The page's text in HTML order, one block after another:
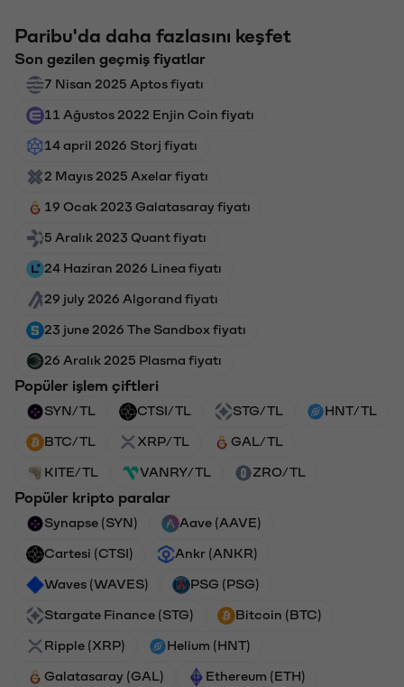
Paribu'da daha fazlasını keşfet
Son gezilen geçmiş fiyatlar
7 Nisan 2025 Aptos fiyatı
11 Ağustos 2022 Enjin Coin fiyatı
14 april 2026 Storj fiyatı
2 Mayıs 2025 Axelar fiyatı
19 Ocak 2023 Galatasaray fiyatı
5 Aralık 2023 Quant fiyatı
24 Haziran 2026 Linea fiyatı
29 july 2026 Algorand fiyatı
23 june 2026 The Sandbox fiyatı
26 Aralık 2025 Plasma fiyatı
Popüler işlem çiftleri
SYN/TL CTSI/TL STG/TL HNT/TL
BTC/TL XRP/TL GAL/TL
KITE/TL VANRY/TL ZRO/TL
Popüler kripto paralar
Synapse (SYN) Aave (AAVE)
Cartesi (CTSI) Ankr (ANKR)
Waves (WAVES) PSG (PSG)
Stargate Finance (STG) Bitcoin (BTC)
Ripple (XRP) Helium (HNT)
Galatasaray (GAL) Ethereum (ETH)